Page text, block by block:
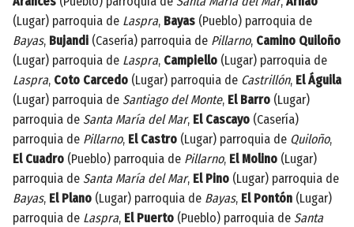
(Lugar) parroquia de Laspra, Bayas (Pueblo) parroquia de
Bayas, Bujandi (Casería) parroquia de Pillarno, Camino Quiloño
(Lugar) parroquia de Laspra, Campiello (Lugar) parroquia de
Laspra, Coto Carcedo (Lugar) parroquia de Castrillón, El Águila
(Lugar) parroquia de Santiago del Monte, El Barro (Lugar)
parroquia de Santa María del Mar, El Cascayo (Casería)
parroquia de Pillarno, El Castro (Lugar) parroquia de Quiloño,
El Cuadro (Pueblo) parroquia de Pillarno, El Molino (Lugar)
parroquia de Santa María del Mar, El Pino (Lugar) parroquia de
Bayas, El Plano (Lugar) parroquia de Bayas, El Pontón (Lugar)
parroquia de Laspra, El Puerto (Pueblo) parroquia de Santa